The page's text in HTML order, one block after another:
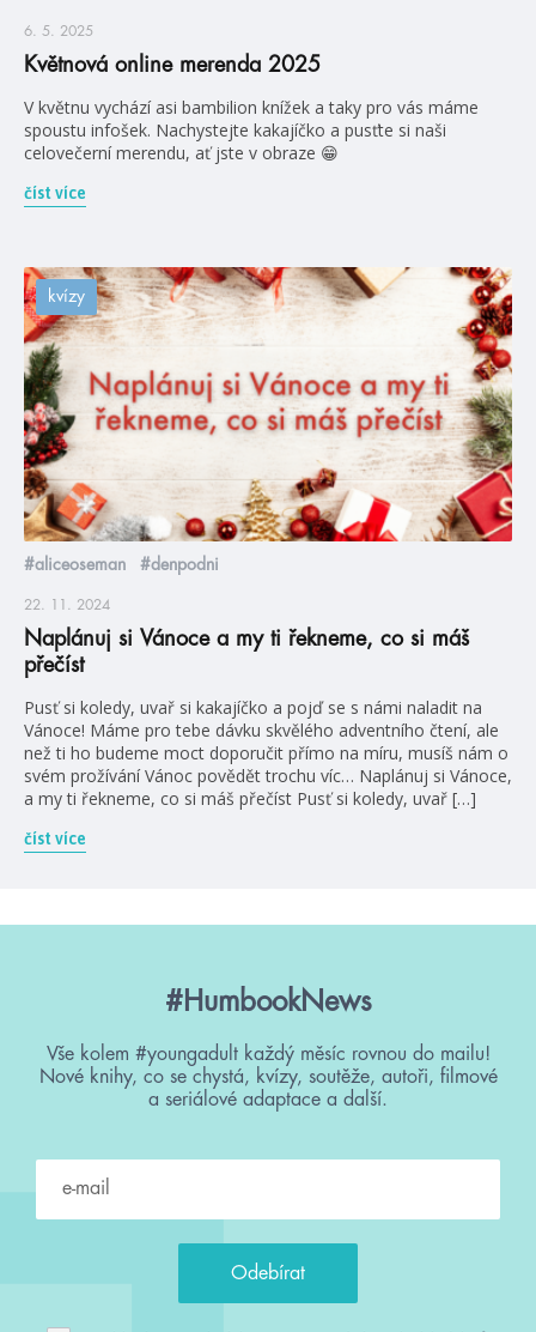
6. 5. 2025
Květnová online merenda 2025
V květnu vychází asi bambilion knížek a taky pro vás máme
spoustu infošek. Nachystejte kakajíčko a pusťte si naši
celovečerní merendu, ať jste v obraze 😁
číst více
kvízy
#aliceoseman #denpodni
22. 11. 2024
Naplánuj si Vánoce a my ti řekneme, co si máš
přečíst
Pusť si koledy, uvař si kakajíčko a pojď se s námi naladit na
Vánoce! Máme pro tebe dávku skvělého adventního čtení, ale
než ti ho budeme moct doporučit přímo na míru, musíš nám o
svém prožívání Vánoc povědět trochu víc… Naplánuj si Vánoce,
a my ti řekneme, co si máš přečíst Pusť si koledy, uvař […]
číst více
#HumbookNews
Vše kolem #youngadult každý měsíc rovnou do mailu!
Nové knihy, co se chystá, kvízy, soutěže, autoři, filmové
a seriálové adaptace a další.